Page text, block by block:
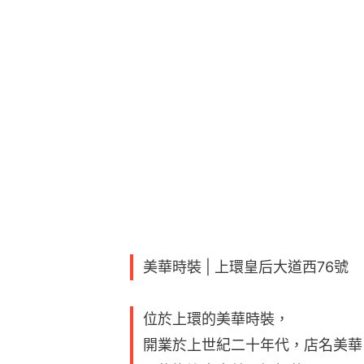
美華時裝 | 上環皇后大道西76號
位於上環的美華時裝，
開業於上世紀二十年代，店名美